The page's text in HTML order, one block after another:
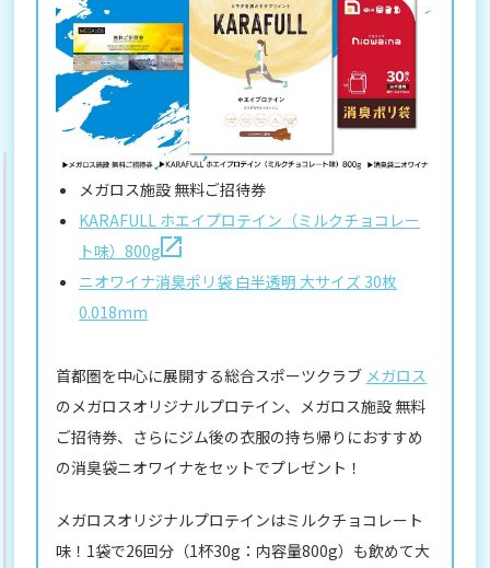
メガロス施設 無料ご招待券
KARAFULL ホエイプロテイン（ミルクチョコレー
ト味）800g
ニオワイナ消臭ポリ袋 白半透明 大サイズ 30枚
0.018mm
首都圏を中心に展開する総合スポーツクラブ メガロス
のメガロスオリジナルプロテイン、メガロス施設 無料
ご招待券、さらにジム後の衣服の持ち帰りにおすすめ
の消臭袋ニオワイナをセットでプレゼント！
メガロスオリジナルプロテインはミルクチョコレート
味！1袋で26回分（1杯30g：内容量800g）も飲めて大